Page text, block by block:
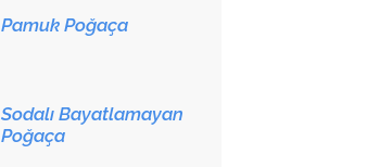
Pamuk Poğaça
Sodalı Bayatlamayan
Poğaça